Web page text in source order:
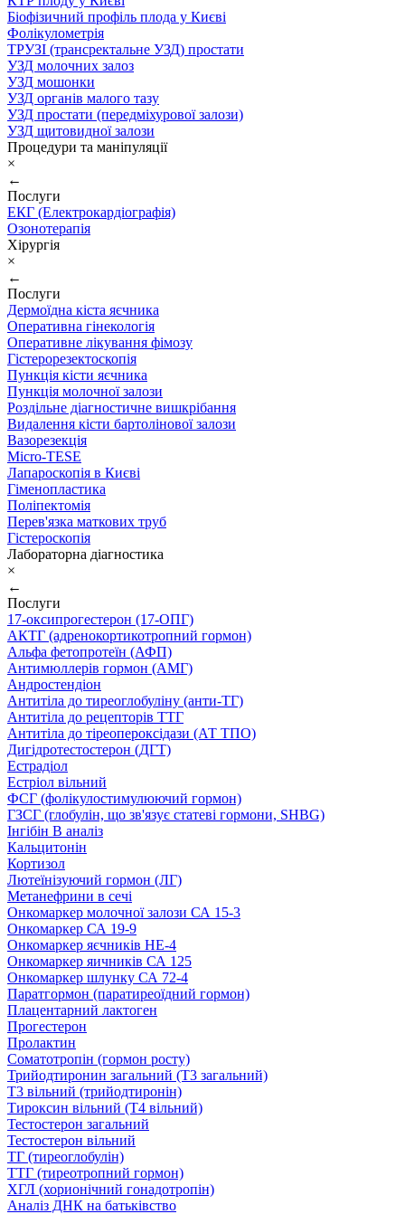
Біофізичний профіль плода у Києві
Фолікулометрія
ТРУЗІ (трансректальне УЗД) простати
УЗД молочних залоз
УЗД мошонки
УЗД органів малого тазу
УЗД простати (передміхурової залози)
УЗД щитовидної залози
Процедури та маніпуляції
×
←
Послуги
ЕКГ (Електрокардіографія)
Озонотерапія
Хірургія
×
←
Послуги
Дермоїдна кіста яєчника
Оперативна гінекологія
Оперативне лікування фімозу
Гістерорезектоскопія
Пункція кісти яєчника
Пункція молочної залози
Роздільне діагностичне вишкрібання
Видалення кісти бартолінової залози
Вазорезекція
Micro-TESE
Лапароскопія в Києві
Гіменопластика
Поліпектомія
Перев'язка маткових труб
Гістероскопія
Лабораторна діагностика
×
←
Послуги
17-оксипрогестерон (17-ОПГ)
АКТГ (адренокортикотропний гормон)
Альфа фетопротеїн (АФП)
Антимюллерів гормон (АМГ)
Андростендіон
Антитіла до тиреоглобуліну (анти-ТГ)
Антитіла до рецепторів ТТГ
Антитіла до тіреопероксідази (АТ ТПО)
Дигідротестостерон (ДГТ)
Естрадіол
Естріол вільний
ФСГ (фолікулостимулюючий гормон)
ГЗСГ (глобулін, що зв'язує статеві гормони, SHBG)
Інгібін B аналіз
Кальцитонін
Кортизол
Лютеїнізуючий гормон (ЛГ)
Метанефрини в сечі
Онкомаркер молочної залози СА 15-3
Онкомаркер СА 19-9
Онкомаркер яєчників НЕ-4
Онкомаркер яичників СА 125
Онкомаркер шлунку СА 72-4
Паратгормон (паратиреоїдний гормон)
Плацентарний лактоген
Прогестерон
Пролактин
Соматотропін (гормон росту)
Трийодтиронин загальний (Т3 загальний)
Т3 вільний (трийодтиронін)
Тироксин вільний (Т4 вільний)
Тестостерон загальний
Тестостерон вільний
ТГ (тиреоглобулін)
ТТГ (тиреотропний гормон)
ХГЛ (хорионічний гонадотропін)
Аналіз ДНК на батьківство